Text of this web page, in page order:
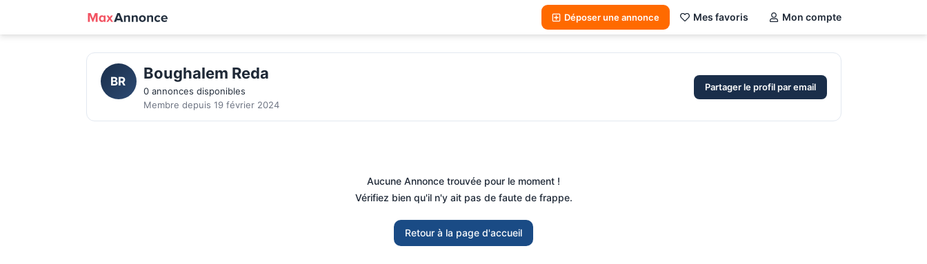
Déposer une annonce Mes favoris Mon compte
BR Boughalem Reda
0 annonces disponibles
Membre depuis 19 février 2024
Partager le profil par email
Aucune Annonce trouvée pour le moment !
Vérifiez bien qu'il n'y ait pas de faute de frappe.
Retour à la page d'accueil